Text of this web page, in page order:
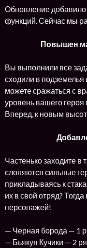
Обновление добавило
функций. Сейчас мы
Повышен
Вы выполнили все
сходили в
можете сражаться с
уровень вашего
Вперед, к новым
Частенько заходите в
слоняются сильные
прикладываясь к
их в свой отряд?
персонажей!
— Черная борода — 1
— Бьякуя Кучики — 2